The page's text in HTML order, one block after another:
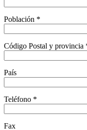
Población *
Código Postal y provincia
País
Teléfono *
Fax